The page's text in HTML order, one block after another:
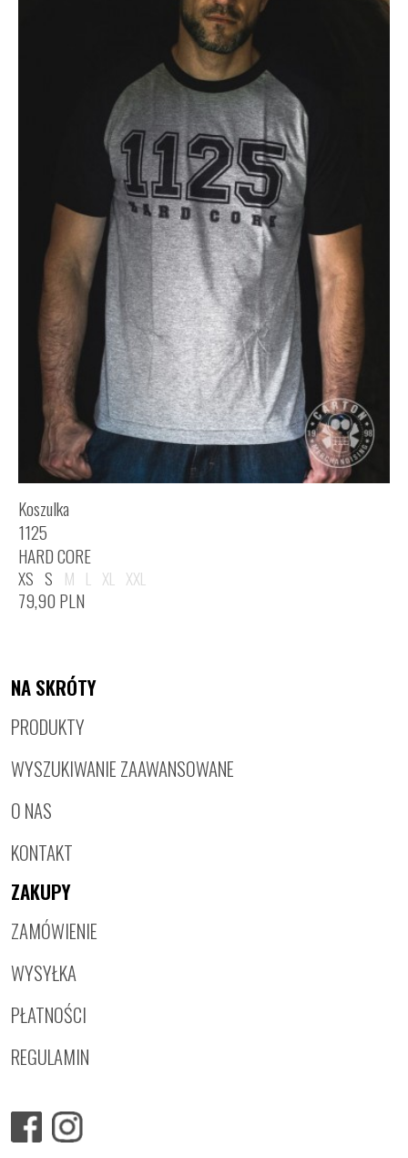
Koszulka
1125
HARD CORE
XS S M L XL XXL
79,90 PLN
NA SKRÓTY
PRODUKTY
WYSZUKIWANIE ZAAWANSOWANE
O NAS
KONTAKT
ZAKUPY
ZAMÓWIENIE
WYSYŁKA
PŁATNOŚCI
REGULAMIN